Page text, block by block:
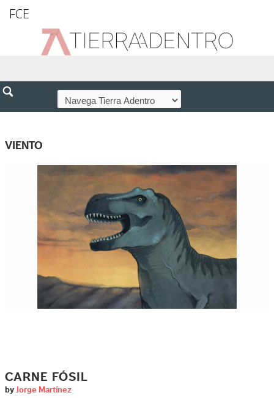
FCE
VIENTO
CARNE FÓSIL
by Jorge Martínez